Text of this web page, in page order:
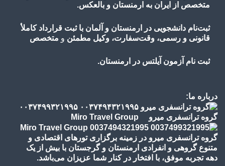
متخصص از ایران به ارمنستان و بالعکس.
ثبت‌نام دانشجویی در ارمنستان و آلمان با ثبت قرارداد کاملأ
قانونی و رسمی، وقت‌سفارت، وکیل مطمئن و متخصص
ثبت نام آزمون آیلتس در ارمنستان.
درباره ما:
گروه ترانسفری میرو Miro Travel Group
گروه ترانسفری میرو در زمینه برگزاری تورهای اقتصادی و
متنوع گروهی و انفرادی ارمنستان و گرجستان با بیش از یک
دهه تجربه موفق، با افتخار در کنار شما عزیزان می‌باشد.